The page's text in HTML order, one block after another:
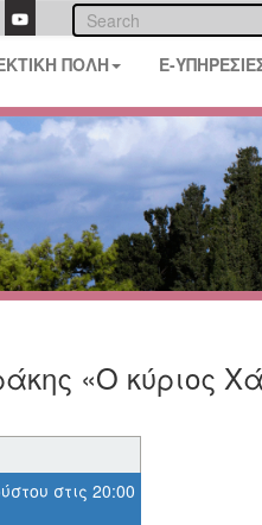
ΠΟΛΗ E-
«Ο κύριος
στις 20:00